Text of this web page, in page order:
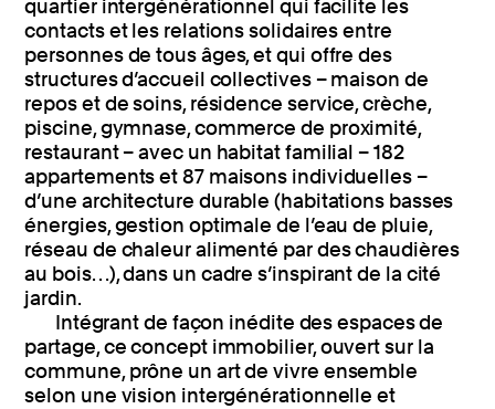
quartier intergénérationnel qui facilite les
contacts et les relations solidaires entre
personnes de tous âges, et qui offre des
structures d’accueil collectives – maison de
repos et de soins, résidence service, crèche,
piscine, gymnase, commerce de proximité,
restaurant – avec un habitat familial – 182
appartements et 87 maisons individuelles –
d’une architecture durable (habitations basses
énergies, gestion optimale de l’eau de pluie,
réseau de chaleur alimenté par des chaudières
au bois…), dans un cadre s’inspirant de la cité
jardin.
Intégrant de façon inédite des espaces de
partage, ce concept immobilier, ouvert sur la
commune, prône un art de vivre ensemble
selon une vision intergénérationnelle et